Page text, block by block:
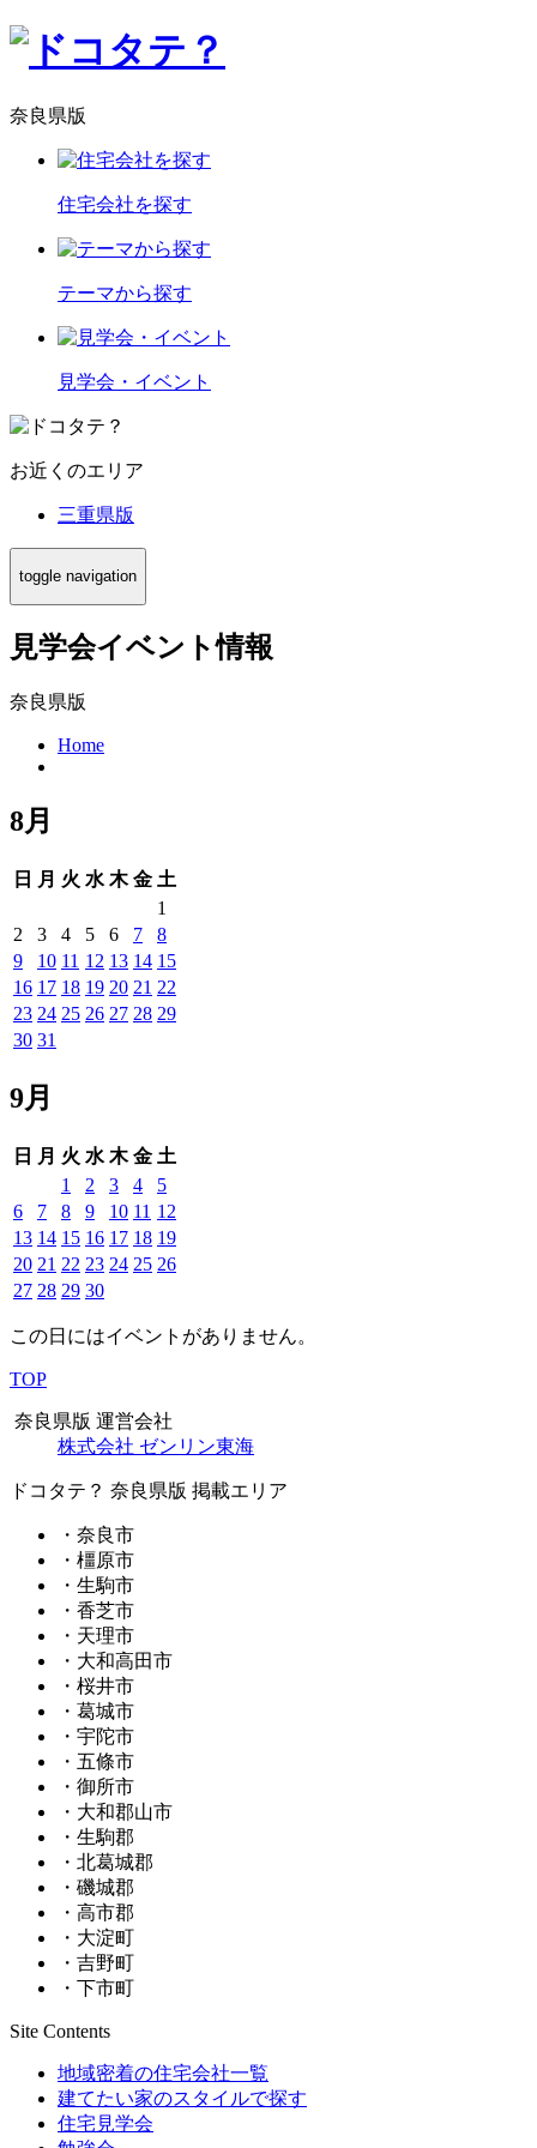
奈良県版
住宅会社を探す
テーマから探す
見学会・イベント
お近くのエリア
三重県版
toggle navigation
見学会イベント情報
奈良県版
Home
8月
日 月 火 水 木 金 土
1
2
3 4 5 6 7
8
9
10 11 12 13 14 15
16 17 18 19 20 21 22
23 24 25 26 27 28 29
30 31
9月
日 月 火 水 木 金 土
1
2 3 4
5
6
7 8 9 10 11 12
13 14 15 16 17 18 19
20 21 22 23 24 25 26
27 28 29 30
この日にはイベントがありません。
TOP
奈良県版 運営会社
株式会社 ゼンリン東海
ドコタテ？ 奈良県版 掲載エリア
・奈良市
・橿原市
・生駒市
・香芝市
・天理市
・大和高田市
・桜井市
・葛城市
・宇陀市
・五條市
・御所市
・大和郡山市
・生駒郡
・北葛城郡
・磯城郡
・高市郡
・大淀町
・吉野町
・下市町
Site Contents
地域密着の住宅会社一覧
建てたい家のスタイルで探す
住宅見学会